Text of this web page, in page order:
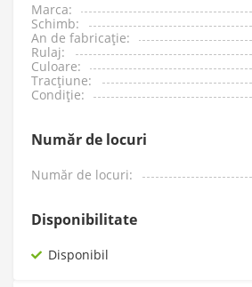
Marca:
Schimb:
An de fabricație:
Rulaj:
Culoare:
Tracțiune:
Condiție:
Număr de locuri
Număr de locuri:
Disponibilitate
Disponibil